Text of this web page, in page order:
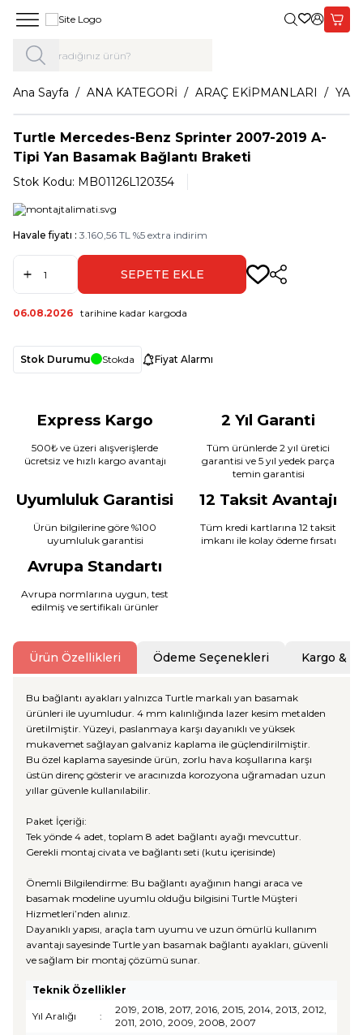
Giriş Yap,
Ana Sayfa ANA KATEGORİ ARAÇ EKİPMANLARI
Turtle Mercedes-Benz Sprinter 2007-2019 A-
Tipi Yan Basamak Bağlantı Braketi
Stok Kodu: MB01126L120354
Havale fiyatı : 3.160,56 TL %5 extra indirim
SEPETE EKLE Paylaş
06.08.2026 tarihine kadar kargoda
Stok Durumu Stokda Fiyat Alarmı
Express Kargo
500₺ ve üzeri alışverişlerde
ücretsiz ve hızlı kargo avantajı
2 Yıl Garanti
Tüm ürünlerde 2 yıl üretici
garantisi ve 5 yıl yedek parça
temin garantisi
Uyumluluk Garantisi
Ürün bilgilerine göre %100
uyumluluk garantisi
12 Taksit Avantajı
Tüm kredi kartlarına 12 taksit
imkanı ile kolay ödeme fırsatı
Avrupa Standartı
Avrupa normlarına uygun, test
edilmiş ve sertifikalı ürünler
Ürün Özellikleri Ödeme Seçenekleri Kargo &
Bu bağlantı ayakları yalnızca Turtle markalı yan basamak
ürünleri ile uyumludur. 4 mm kalınlığında lazer kesim metalden
üretilmiştir. Yüzeyi, paslanmaya karşı dayanıklı ve yüksek
mukavemet sağlayan galvaniz kaplama ile güçlendirilmiştir.
Bu özel kaplama sayesinde ürün, zorlu hava koşullarına karşı
üstün direnç gösterir ve aracınızda korozyona uğramadan uzun
yıllar güvenle kullanılabilir.
Paket İçeriği:
Tek yönde 4 adet, toplam 8 adet bağlantı ayağı mevcuttur.
Gerekli montaj civata ve bağlantı seti (kutu içerisinde)
Önemli Bilgilendirme: Bu bağlantı ayağının hangi araca ve
basamak modeline uyumlu olduğu bilgisini Turtle Müşteri
Hizmetleri’nden alınız.
Dayanıklı yapısı, araçla tam uyumu ve uzun ömürlü kullanım
avantajı sayesinde Turtle yan basamak bağlantı ayakları, güvenli
ve sağlam bir montaj çözümü sunar.
Teknik Özellikler
Yıl Aralığı :
2019, 2018, 2017, 2016, 2015, 2014, 2013, 2012,
2011, 2010, 2009, 2008, 2007